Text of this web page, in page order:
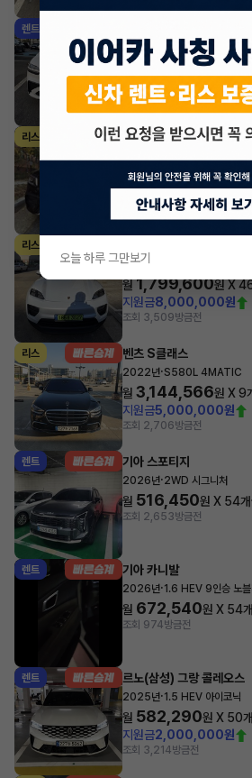
렌트
2025년 가솔린 2.5 터보
월 1,076,205원 X 36
지원금7,000,000원
조회 4,365 방금전
리스 벤츠 GLB클래스
월873,480원 X27
조회 1,080 방금전
리스
2025년
월 1,799,600원 X
지원금8,000,000원
조회 3,509방금전
리스 벤츠 S클래스
2022년·S580L 4MATIC
월 3,144,566원 X9
지원금5,000,000원
조회 2,706방금전
렌트 기아 스포티지
2026년·2WD 시그니처
월 516,450원 X 54개
조회 2,653방금전
렌트 기아 카니발
2026년·1.6 HEV 9인승 노블
월 672,540원 X 54
조회 974방금전
렌트 르노(삼성) 그랑 콜레오스
2025년·1.5 HEV 아이코닉
월 582,290원 X 50
지원금2,000,000원
조회 3,214방금전
오늘 하루 그만보기